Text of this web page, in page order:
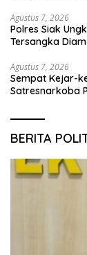
Agustus 7, 2026
Polres Siak
Tersangka
Agustus 7, 2026
Sempat Kejar-
Satresnarkoba
BERITA